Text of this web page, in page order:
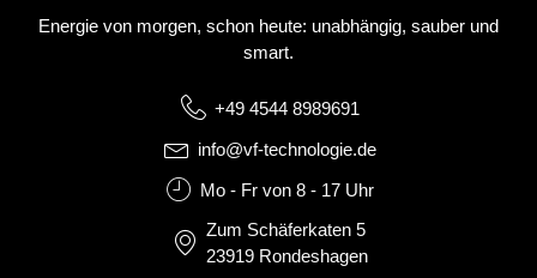
Energie von morgen, schon heute: unabhängig, sauber und
smart.
+49 4544 8989691‬
info@vf-technologie.de
Mo - Fr von 8 - 17 Uhr
Zum Schäferkaten 5
23919 Rondeshagen